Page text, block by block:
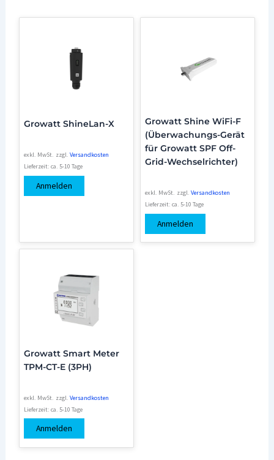
Growatt ShineLan-X
exkl. MwSt. zzgl.Versandkosten
Lieferzeit:ca. 5-10 Tage
Anmelden
Growatt Shine WiFi-F
(Überwachungs-Gerät
für Growatt SPF Off-
Grid-Wechselrichter)
exkl. MwSt. zzgl. Versandkosten
Lieferzeit: ca. 5-10 Tage
Anmelden
Growatt Smart Meter
TPM-CT-E (3PH)
exkl. MwSt. zzgl.Versandkosten
Lieferzeit:ca. 5-10 Tage
Anmelden